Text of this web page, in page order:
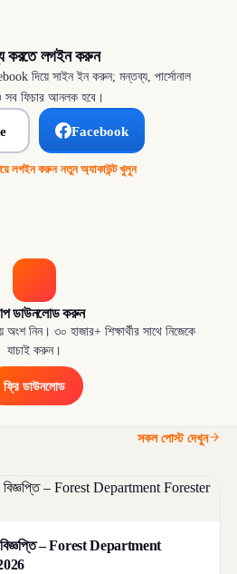
করতে লগইন করুন
দিয়ে সাইন ইন করুন; মন্তব্য, পার্সোনাল
সব ফিচার আনলক হবে।
Facebook
লগইন করুন·নতুন অ্যাকাউন্ট খুলুন
ডাউনলোড করুন
নিন। ৩০ হাজার+ শিক্ষার্থীর সাথে নিজেকে
যাচাই করুন।
ফ্রি ডাউনলোড
সকল পোস্ট দেখুন
বিজ্ঞপ্তি – Forest Department